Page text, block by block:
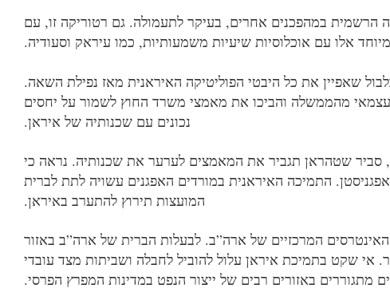
הרשמית במהפכנים אחרים, בעיקר לתעמולה. גם רטוריקה זו, עם
אלו עם אוכלוסיות שיעיות משמעותיות, כמו עיראק וסעודיה.
שאפיין את כל היבטי הפוליטיקה האיראנית מאז נפילת השאה.
עצמאי מהממשלה והביכו את מאמצי משרד החוץ לשמור על יחסים
נכונים עם שכנותיה של איראן.
סביר שטהראן תגביר את המאמצים לערער את שכנותיה. נראה כי
התמיכה האיראנית במורדים האפגנים עשויה לתת לברית
המועצות תירוץ להתערב באיראן.
המרכזיים של ארה”ב. לבעלות הברית של ארה”ב באזור
אי שקט בתמיכת איראן עלול להוביל לחבלה ושביתות מצד עובדי
מתגוררים באזורים רבים של ייצור הנפט במדינות המפרץ הפרסי.